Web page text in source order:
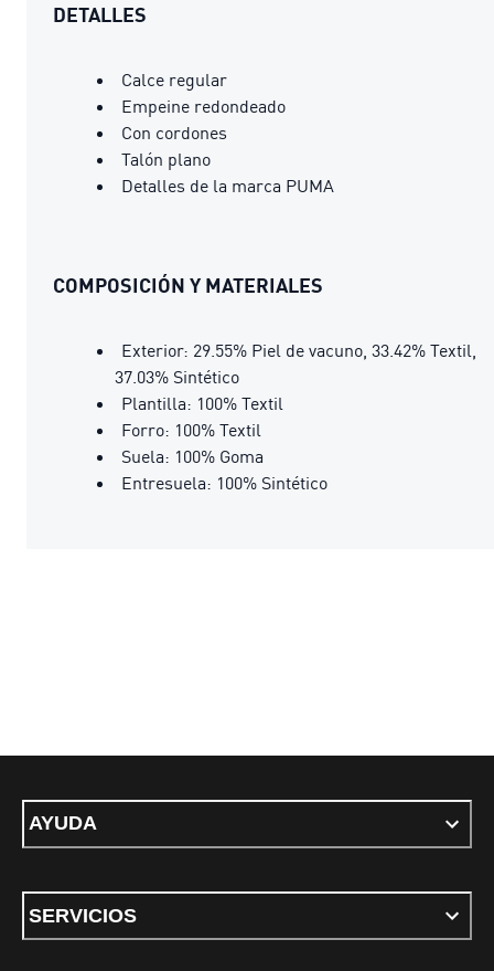
DETALLES
Calce regular
Empeine redondeado
Con cordones
Talón plano
Detalles de la marca PUMA
COMPOSICIÓN Y MATERIALES
Exterior: 29.55% Piel de vacuno, 33.42% Textil,
37.03% Sintético
Plantilla: 100% Textil
Forro: 100% Textil
Suela: 100% Goma
Entresuela: 100% Sintético
AYUDA
SERVICIOS